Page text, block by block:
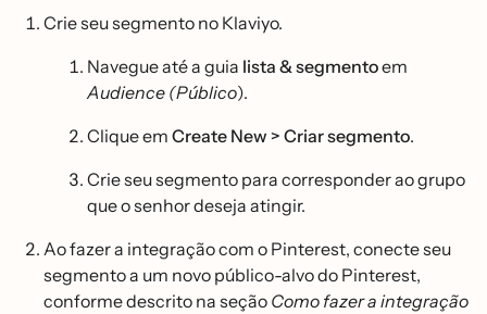
Crie seu segmento no Klaviyo.
Navegue até a guia lista & segmentoem
Audience (Público).
Clique em Create New > Criar segmento.
Crie seu segmento para corresponder ao grupo
que o senhor deseja atingir.
Ao fazer a integração com o Pinterest, conecte seu
segmento a um novo público-alvo do Pinterest,
conforme descrito na seção Como fazer a integração